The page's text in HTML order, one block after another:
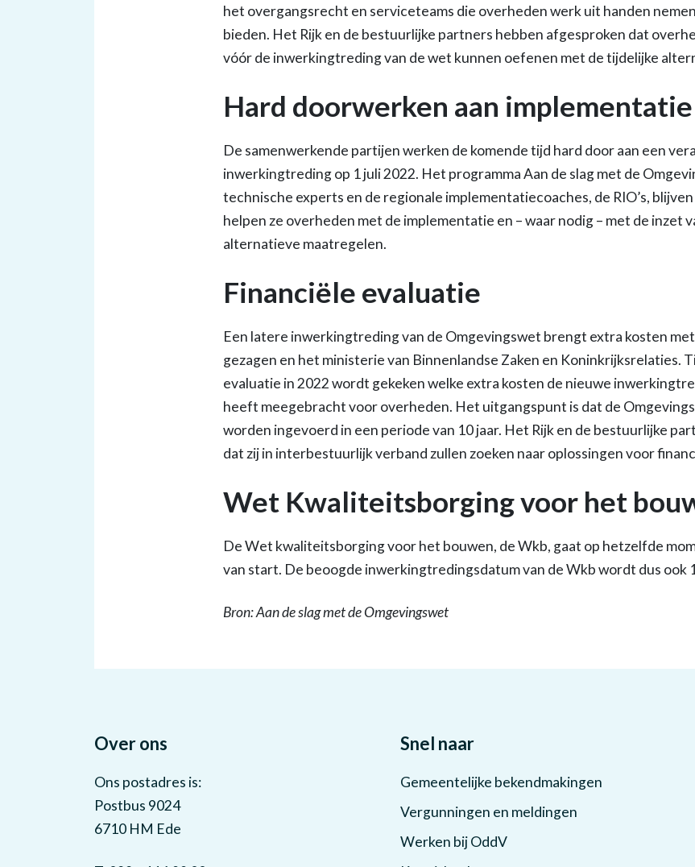
het overgangsrecht en serviceteams die overheden werk uit handen
bieden. Het Rijk en de bestuurlijke partners hebben afgesproken dat
vóór de inwerkingtreding van de wet kunnen oefenen met de tijdelijke
Hard doorwerken aan
De samenwerkende partijen werken de komende tijd hard door aan een
inwerkingtreding op 1 juli 2022. Het programma Aan de slag met de
technische experts en de regionale implementatiecoaches, de RIO’s,
helpen ze overheden met de implementatie en – waar nodig – met de inzet
alternatieve maatregelen.
Financiële evaluatie
Een latere inwerkingtreding van de Omgevingswet brengt extra kosten
gezagen en het ministerie van Binnenlandse Zaken en Koninkrijksrelaties.
evaluatie in 2022 wordt gekeken welke extra kosten de nieuwe
heeft meegebracht voor overheden. Het uitgangspunt is dat de
worden ingevoerd in een periode van 10 jaar. Het Rijk en de bestuurlijke
dat zij in interbestuurlijk verband zullen zoeken naar oplossingen voor
Wet Kwaliteitsborging voor het
De Wet kwaliteitsborging voor het bouwen, de Wkb, gaat op hetzelfde
van start. De beoogde inwerkingtredingsdatum van de Wkb wordt dus ook
Bron: Aan de slag met de Omgevingswet
Over ons
Ons postadres is:
Postbus 9024
6710 HM Ede
Snel naar
Gemeentelijke bekendmakingen
Vergunningen en meldingen
Werken bij OddV